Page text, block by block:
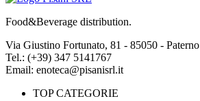
Food&Beverage distribution.
Via Giustino Fortunato, 81 - 85050 -
Tel.: (+39) 347 5141767
Email: enoteca@pisanisrl.it
TOP CATEGORIE